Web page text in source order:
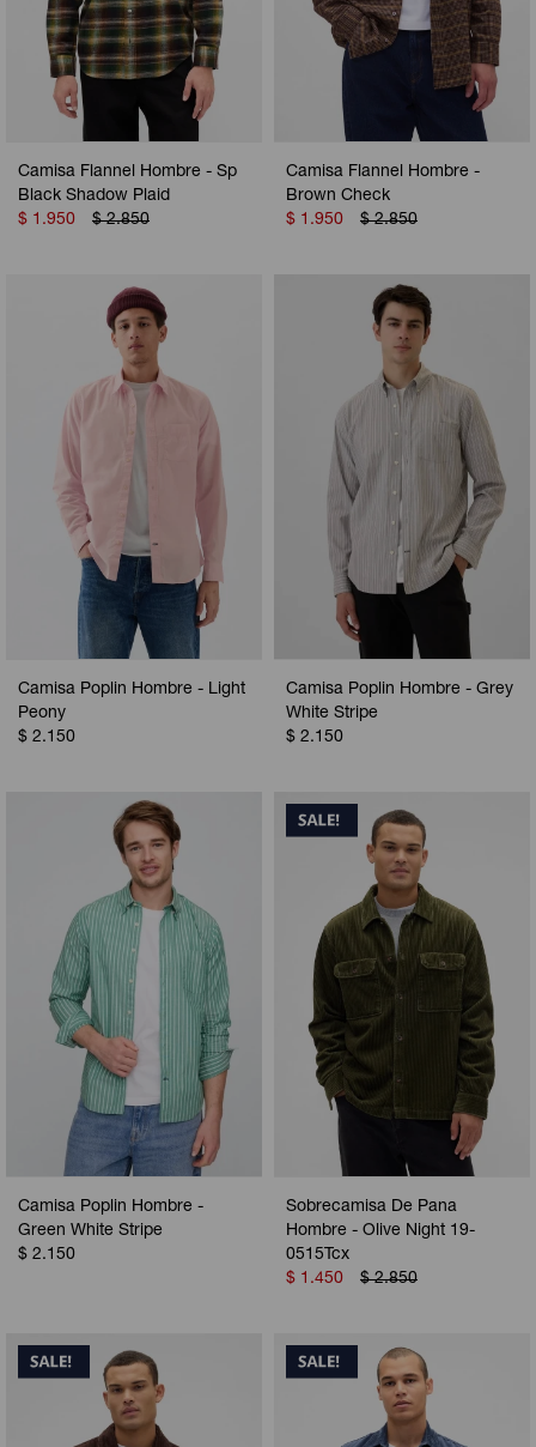
Camisa Flannel Hombre - Sp
Black Shadow Plaid
$ 1.950 $ 2.850
Camisa Flannel Hombre -
Brown Check
$ 1.950 $ 2.850
Camisa Poplin Hombre - Light
Peony
$ 2.150
Camisa Poplin Hombre - Grey
White Stripe
$ 2.150
Camisa Poplin Hombre -
Green White Stripe
$ 2.150
Sobrecamisa De Pana
Hombre - Olive Night 19-
0515Tcx
$ 1.450 $ 2.850